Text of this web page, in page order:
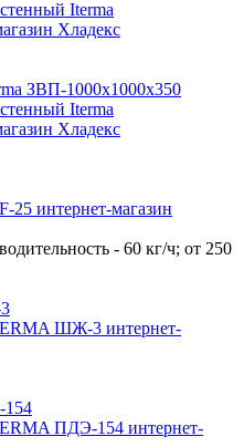
ЗВП-1000х1000х350
- 60 кг/ч; от 250